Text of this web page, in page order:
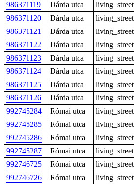
986371119
Dárda utca living_street
986371120
Dárda utca living_street
986371121
Dárda utca living_street
986371122
Dárda utca living_street
986371123
Dárda utca living_street
986371124
Dárda utca living_street
986371125
Dárda utca living_street
986371126
Dárda utca living_street
992745284
Római utca living_street
992745285
Római utca living_street
992745286
Római utca living_street
992745287
Római utca living_street
992746725
Római utca living_street
992746726
Római utca living_street